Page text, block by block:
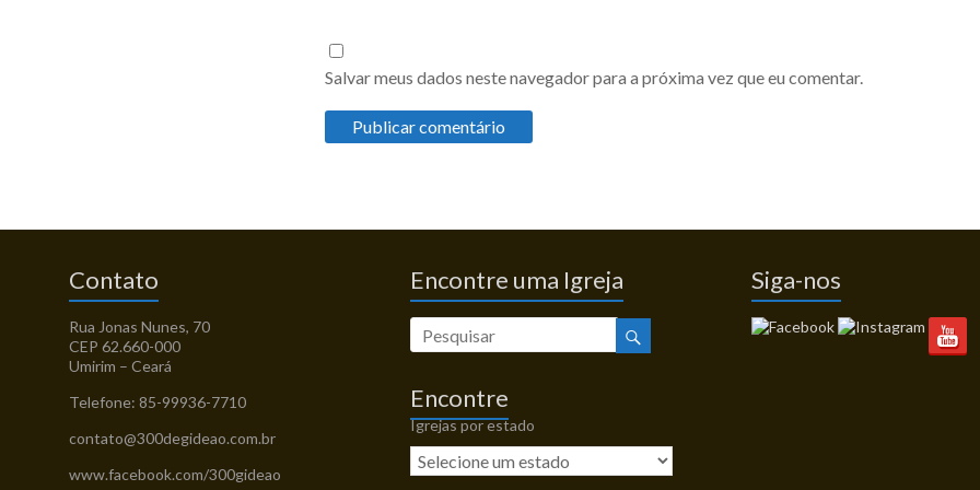
Salvar meus dados neste navegador para a próxima vez que eu comentar.
Contato
Rua Jonas Nunes, 70
CEP 62.660-000
Umirim – Ceará
Telefone: 85-99936-7710
contato@300degideao.com.br
www.facebook.com/300gideao
Encontre uma Igreja
Encontre
Igrejas por estado
Siga-nos